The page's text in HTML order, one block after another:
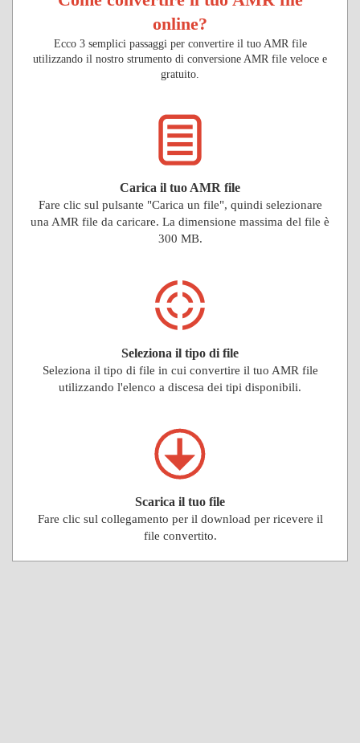
online?
Ecco 3 semplici passaggi per convertire il tuo AMR file
utilizzando il nostro strumento di conversione AMR file veloce e
gratuito.
Carica il tuo AMR file
Fare clic sul pulsante "Carica un file", quindi selezionare
una AMR file da caricare. La dimensione massima del file è
300 MB.
Seleziona il tipo di file
Seleziona il tipo di file in cui convertire il tuo AMR file
utilizzando l'elenco a discesa dei tipi disponibili.
Scarica il tuo file
Fare clic sul collegamento per il download per ricevere il
file convertito.